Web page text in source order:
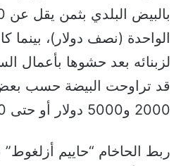
الواحدة (نصف دولار)، بينما
لزبنائه بعد حشوها بأعمال
قد تراوحت البيضة حسب
2000 و5000 دولار أو حتى 10000 دولار أحيانا.
ربط الحاخام “حاييم